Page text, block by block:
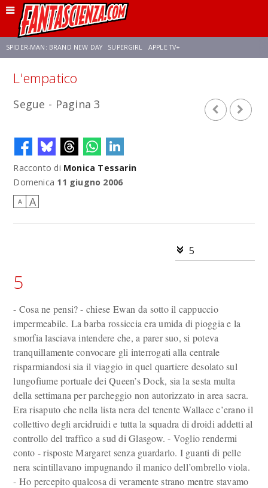
SPIDER-MAN: BRAND NEW DAY SUPERGIRL APPLE TV+
FRANCO RICCIARDIELLO
L'empatico
Segue - Pagina 3
Racconto di Monica Tessarin
Domenica 11 giugno 2006
A A
5
5
- Cosa ne pensi? - chiese Ewan da sotto il cappuccio
impermeabile. La barba rossiccia era umida di pioggia e la
smorfia lasciava intendere che, a parer suo, si poteva
tranquillamente convocare gli interrogati alla centrale
risparmiandosi sia il viaggio in quel quartiere desolato sul
lungofiume portuale dei Queen’s Dock, sia la sesta multa
della settimana per parcheggio non autorizzato in area sacra.
Era risaputo che nella lista nera del tenente Wallace c’erano il
collettivo degli arcidruidi e tutta la squadra di droidi addetti al
controllo del traffico a sud di Glasgow. - Voglio rendermi
conto - risposte Margaret senza guardarlo. I guanti di pelle
nera scintillavano impugnando il manico dell’ombrello viola.
- Ho percepito qualcosa di veramente strano mentre stavamo